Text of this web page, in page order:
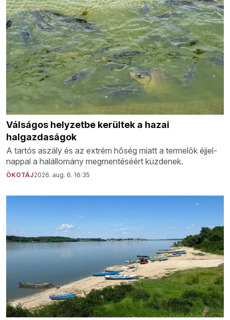
Válságos helyzetbe kerültek a hazai
halgazdaságok
A tartós aszály és az extrém hőség miatt a termelők éjjel-
nappal a halállomány megmentéséért küzdenek.
ÖKOTÁJ2026. aug. 6. 16:35